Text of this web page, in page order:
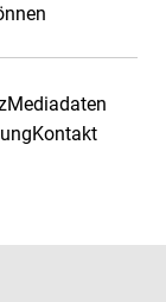
Mediadaten
Kontakt